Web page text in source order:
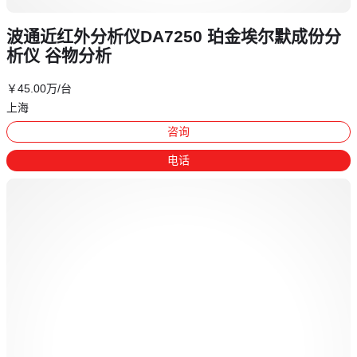
波通近红外分析仪DA7250 珀金埃尔默成份分
析仪 谷物分析
￥45 .00万/台
上海
咨询
电话